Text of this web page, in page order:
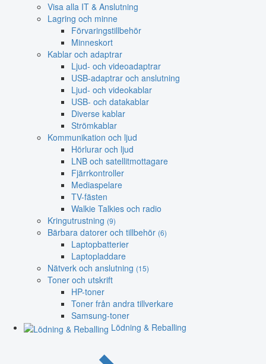
Visa alla IT & Anslutning
Lagring och minne
Förvaringstillbehör
Minneskort
Kablar och adaptrar
Ljud- och videoadaptrar
USB-adaptrar och anslutning
Ljud- och videokablar
USB- och datakablar
Diverse kablar
Strömkablar
Kommunikation och ljud
Hörlurar och ljud
LNB och satellitmottagare
Fjärrkontroller
Mediaspelare
TV-fästen
Walkie Talkies och radio
Kringutrustning (9)
Bärbara datorer och tillbehör (6)
Laptopbatterier
Laptopladdare
Nätverk och anslutning (15)
Toner och utskrift
HP-toner
Toner från andra tillverkare
Samsung-toner
Lödning & Reballing